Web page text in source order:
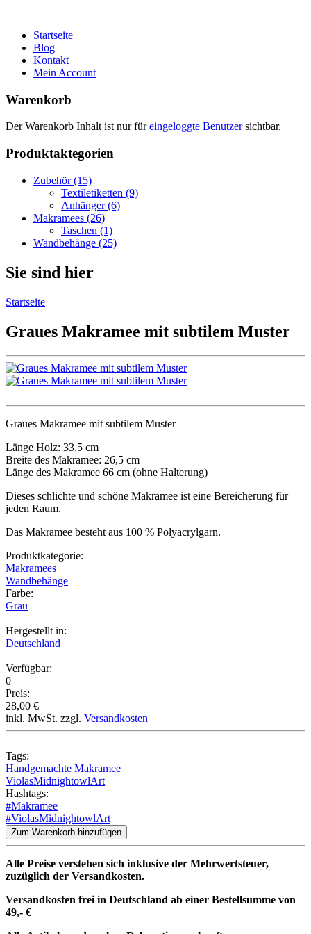
Startseite
Blog
Kontakt
Mein Account
Warenkorb
Der Warenkorb Inhalt ist nur füreingeloggte Benutzersichtbar.
Produktaktegorien
Zubehör (15)
Textiletiketten (9)
Anhänger (6)
Makramees (26)
Taschen (1)
Wandbehänge (25)
Sie sind hier
Startseite
Graues Makramee mit subtilem Muster
Graues Makramee mit subtilem Muster
Länge Holz: 33,5 cm
Breite des Makramee: 26,5 cm
Länge des Makramee 66 cm (ohne Halterung)
Dieses schlichte und schöne Makramee ist eine Bereicherung für
jeden Raum.
Das Makramee besteht aus 100 % Polyacrylgarn.
Produktkategorie:
Makramees
Wandbehänge
Farbe:
Grau
Hergestellt in:
Deutschland
Verfügbar:
0
Preis:
28,00 €
inkl. MwSt. zzgl. Versandkosten
Tags:
Handgemachte Makramee
ViolasMidnightowlArt
Hashtags:
#Makramee
#ViolasMidnightowlArt
Zum Warenkorb hinzufügen
Alle Preise verstehen sich inklusive der Mehrwertsteuer,
zuzüglich der Versandkosten.
Versandkosten frei in Deutschland ab einer Bestellsumme von
49,- €